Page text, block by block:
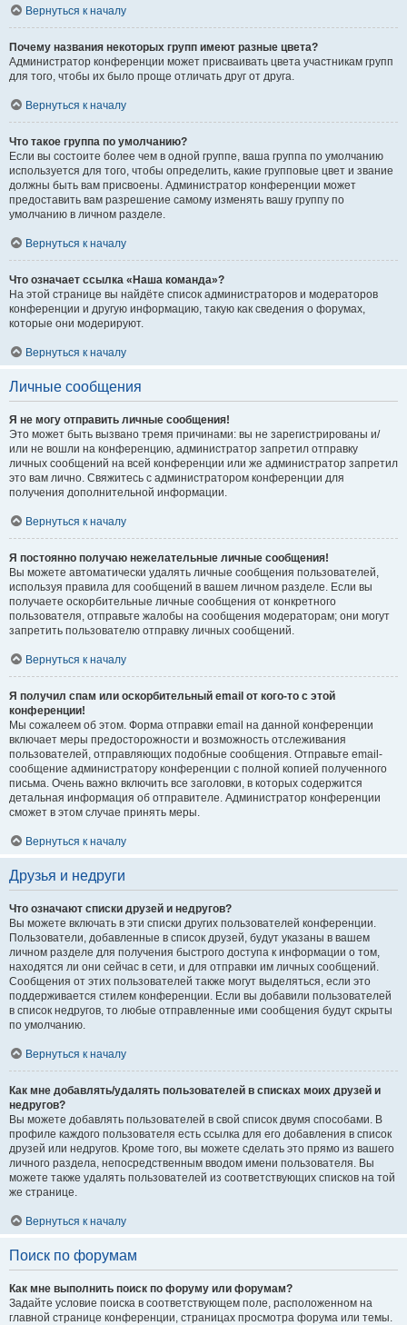
Вернуться к началу
Почему названия некоторых групп имеют разные цвета?
Администратор конференции может присваивать цвета участникам групп
для того, чтобы их было проще отличать друг от друга.
Вернуться к началу
Что такое группа по умолчанию?
Если вы состоите более чем в одной группе, ваша группа по умолчанию
используется для того, чтобы определить, какие групповые цвет и звание
должны быть вам присвоены. Администратор конференции может
предоставить вам разрешение самому изменять вашу группу по
умолчанию в личном разделе.
Вернуться к началу
Что означает ссылка «Наша команда»?
На этой странице вы найдёте список администраторов и модераторов
конференции и другую информацию, такую как сведения о форумах,
которые они модерируют.
Вернуться к началу
Личные сообщения
Я не могу отправить личные сообщения!
Это может быть вызвано тремя причинами: вы не зарегистрированы и/
или не вошли на конференцию, администратор запретил отправку
личных сообщений на всей конференции или же администратор запретил
это вам лично. Свяжитесь с администратором конференции для
получения дополнительной информации.
Вернуться к началу
Я постоянно получаю нежелательные личные сообщения!
Вы можете автоматически удалять личные сообщения пользователей,
используя правила для сообщений в вашем личном разделе. Если вы
получаете оскорбительные личные сообщения от конкретного
пользователя, отправьте жалобы на сообщения модераторам; они могут
запретить пользователю отправку личных сообщений.
Вернуться к началу
Я получил спам или оскорбительный email от кого-то с этой
конференции!
Мы сожалеем об этом. Форма отправки email на данной конференции
включает меры предосторожности и возможность отслеживания
пользователей, отправляющих подобные сообщения. Отправьте email-
сообщение администратору конференции с полной копией полученного
письма. Очень важно включить все заголовки, в которых содержится
детальная информация об отправителе. Администратор конференции
сможет в этом случае принять меры.
Вернуться к началу
Друзья и недруги
Что означают списки друзей и недругов?
Вы можете включать в эти списки других пользователей конференции.
Пользователи, добавленные в список друзей, будут указаны в вашем
личном разделе для получения быстрого доступа к информации о том,
находятся ли они сейчас в сети, и для отправки им личных сообщений.
Сообщения от этих пользователей также могут выделяться, если это
поддерживается стилем конференции. Если вы добавили пользователей
в список недругов, то любые отправленные ими сообщения будут скрыты
по умолчанию.
Вернуться к началу
Как мне добавлять/удалять пользователей в списках моих друзей и
недругов?
Вы можете добавлять пользователей в свой список двумя способами. В
профиле каждого пользователя есть ссылка для его добавления в список
друзей или недругов. Кроме того, вы можете сделать это прямо из вашего
личного раздела, непосредственным вводом имени пользователя. Вы
можете также удалять пользователей из соответствующих списков на той
же странице.
Вернуться к началу
Поиск по форумам
Как мне выполнить поиск по форуму или форумам?
Задайте условие поиска в соответствующем поле, расположенном на
главной странице конференции, страницах просмотра форума или темы.